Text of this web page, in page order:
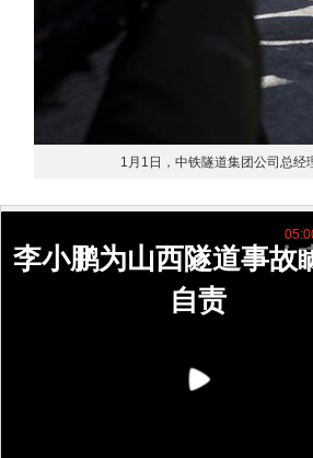
1月1日，中铁隧道集团公司总经
李小鹏为山西隧道事故
自责